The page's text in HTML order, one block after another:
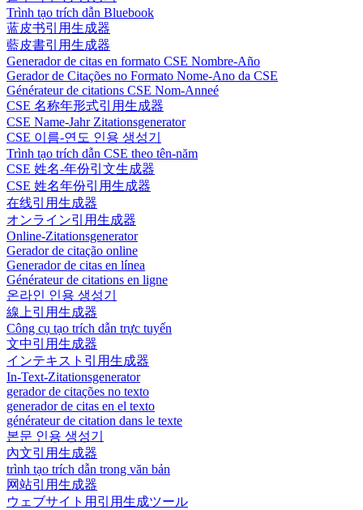
Trình tạo trích dẫn Bluebook
蓝皮书引用生成器
藍皮書引用生成器
Generador de citas en formato CSE Nombre-Año
Gerador de Citações no Formato Nome-Ano da CSE
Générateur de citations CSE Nom-Anneé
CSE 名称年形式引用生成器
CSE Name-Jahr Zitationsgenerator
CSE 이름-연도 인용 생성기
Trình tạo trích dẫn CSE theo tên-năm
CSE 姓名-年份引文生成器
CSE 姓名年份引用生成器
在线引用生成器
オンライン引用生成器
Online-Zitationsgenerator
Gerador de citação online
Generador de citas en línea
Générateur de citations en ligne
온라인 인용 생성기
線上引用生成器
Công cụ tạo trích dẫn trực tuyến
文中引用生成器
インテキスト引用生成器
In-Text-Zitationsgenerator
gerador de citações no texto
generador de citas en el texto
générateur de citation dans le texte
본문 인용 생성기
內文引用生成器
trình tạo trích dẫn trong văn bản
网站引用生成器
ウェブサイト用引用生成ツール